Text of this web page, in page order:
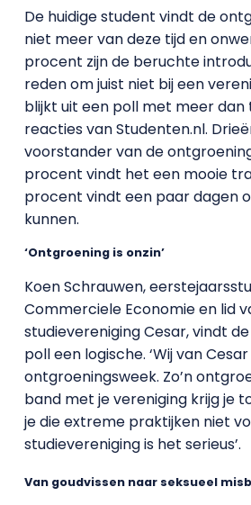
De huidige student vindt de
niet meer van deze tijd en
procent zijn de beruchte
reden om juist niet bij een
blijkt uit een poll met meer
reacties van Studenten.nl.
voorstander van de
procent vindt het een mooie
procent vindt een paar dagen
kunnen.
‘Ontgroening is onzin’
Koen Schrauwen,
Commerciele Economie en lid
studievereniging Cesar, vindt
poll een logische. ‘Wij van
ontgroeningsweek. Zo’n
band met je vereniging krijg je
je die extreme praktijken niet
studievereniging is het serieus’.
Van goudvissen naar seksueel